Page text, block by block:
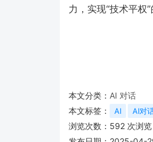
力，实现“技术平权”
本文分类： AI 对话
本文标签：
AI AI对
浏览次数： 592 次浏览